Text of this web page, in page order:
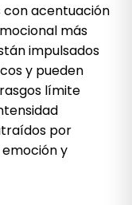
con acentuación
más
impulsados
y pueden
límite
por
y